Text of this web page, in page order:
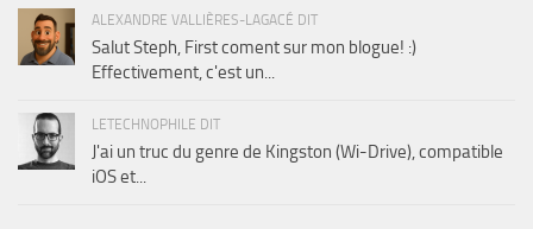
ALEXANDRE VALLIÈRES-LAGACÉ DIT
Salut Steph, First coment sur mon blogue! :)
Effectivement, c'est un...
LETECHNOPHILE DIT
J'ai un truc du genre de Kingston (Wi-Drive), compatible
iOS et...